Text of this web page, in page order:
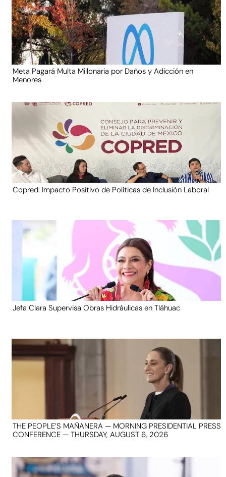
Meta Pagará Multa Millonaria por Daños y Adicción en
Menores
Copred: Impacto Positivo de Políticas de Inclusión Laboral
Jefa Clara Supervisa Obras Hidráulicas en Tláhuac
THE PEOPLE’S MAÑANERA — MORNING PRESIDENTIAL PRESS
CONFERENCE — THURSDAY, AUGUST 6, 2026